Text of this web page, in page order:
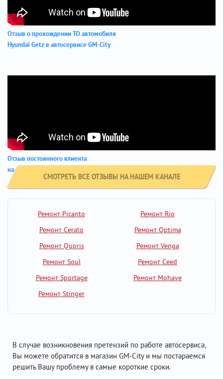
Отзыв о прохождении ТО автомобиля
Hyundai Getz в автосервисе GM-City
Отзыв постоянного клиента
на автомобиле Киа Пиканто
СМОТРЕТЬ ВСЕ ОТЗЫВЫ НА НАШЕМ КАНАЛЕ
Ремонт Picanto
Ремонт Rio
Ремонт Cerato
Ремонт Optima
Ремонт Quoris
Ремонт Venga
Ремонт Soul
Ремонт Ceed
Ремонт Sportage
Ремонт Mohave
Ремонт Stinger
В случае возникновения претензий по работе автосервиса,
Вы можете обратится в магазин GM-City и мы постараемся
решить Вашу проблему в самые короткие сроки.